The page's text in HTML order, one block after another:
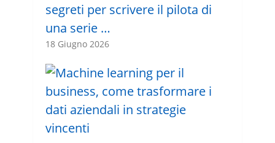
segreti per scrivere il pilota di
una serie …
18 Giugno 2026